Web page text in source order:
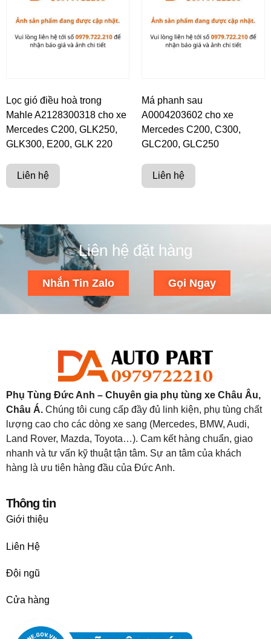
Lọc gió điều hoà trong
Mahle A2128300318 cho xe
Mercedes C200, GLK250,
GLK300, E200, GLK 220
Liên hệ
Má phanh sau
A0004203602 cho xe
Mercedes C200, C300,
GLC200, GLC250
Liên hệ
Liên hệ đặt hàng
Nhắn Tin Zalo Gọi Ngay
Phụ Tùng Đức Anh – Chuyên gia phụ tùng xe Châu Âu,
Châu Á. Chúng tôi cung cấp đầy đủ linh kiện, phụ tùng chất
lượng cao cho các dòng xe sang (Mercedes, BMW, Audi,
Land Rover, Mazda, Toyota…). Cam kết hàng chuẩn, giao
nhanh và tư vấn kỹ thuật tận tâm. Sự an tâm của khách
hàng là ưu tiên hàng đầu của Đức Anh.
Thông tin
Giới thiệu
Liên Hệ
Đội ngũ
Cửa hàng